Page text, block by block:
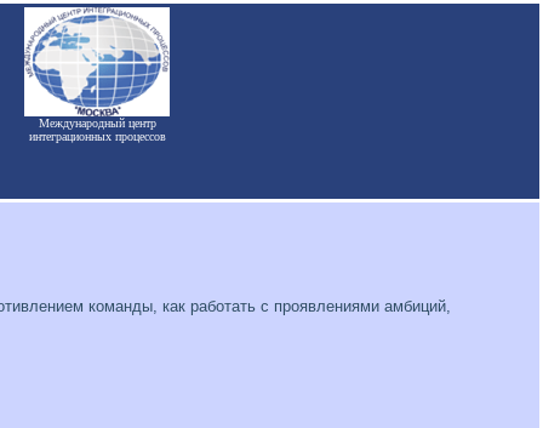
Международный центр
интеграционных процессов
команды, как работать с проявлениями амбиций,